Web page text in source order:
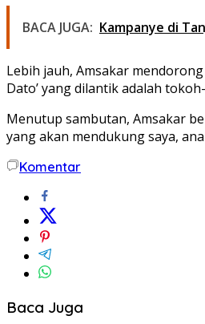
BACA JUGA: Kampanye di
Lebih jauh, Amsakar
Dato’ yang dilantik adalah
Menutup sambutan, Amsakar
yang akan mendukung saya,
Komentar
Baca Juga